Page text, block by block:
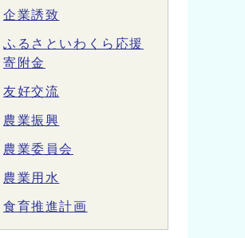
企業誘致
ふるさといわくら応援
寄附金
友好交流
農業振興
農業委員会
農業用水
食育推進計画